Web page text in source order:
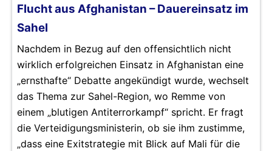
Flucht aus Afghanistan – Dauereinsatz im
Sahel
Nachdem in Bezug auf den offensichtlich nicht
wirklich erfolgreichen Einsatz in Afghanistan eine
„ernsthafte“ Debatte angekündigt wurde, wechselt
das Thema zur Sahel-Region, wo Remme von
einem „blutigen Antiterrorkampf“ spricht. Er fragt
die Verteidigungsministerin, ob sie ihm zustimme,
„dass eine Exitstrategie mit Blick auf Mali für die